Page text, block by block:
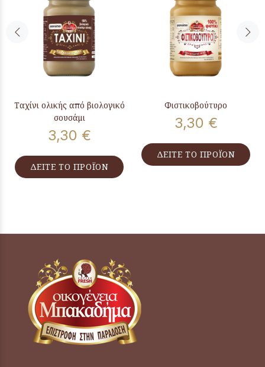
Ταχίνι ολικής από βιολογικό
σουσάμι
3,30 €
ΔΕΙΤΕ ΤΟ ΠΡΟΪΟΝ
Φιστικοβούτυρο
3,30 €
ΔΕΙΤΕ ΤΟ ΠΡΟΪΟΝ